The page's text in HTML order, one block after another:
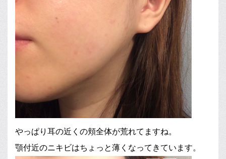
やっぱり耳の近くの頬全体が荒れてますね。
顎付近のニキビはちょっと薄くなってきています。